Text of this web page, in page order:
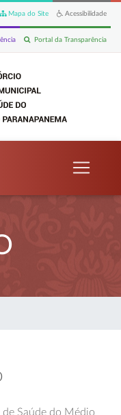
Acessibilidade
Mapa do Site
Portal da Transparência
Saúde do Médio